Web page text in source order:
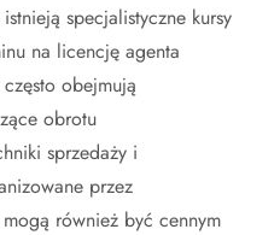
specjalistyczne kursy
na licencję agenta
obejmują
obrotu
sprzedaży i
przez
również być cennym